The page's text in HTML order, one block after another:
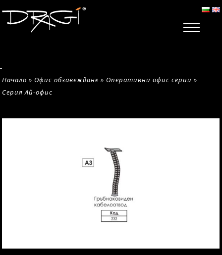
Начало » Офис обзавеждане » Оперативни офис серии »
Серия Ай-офис